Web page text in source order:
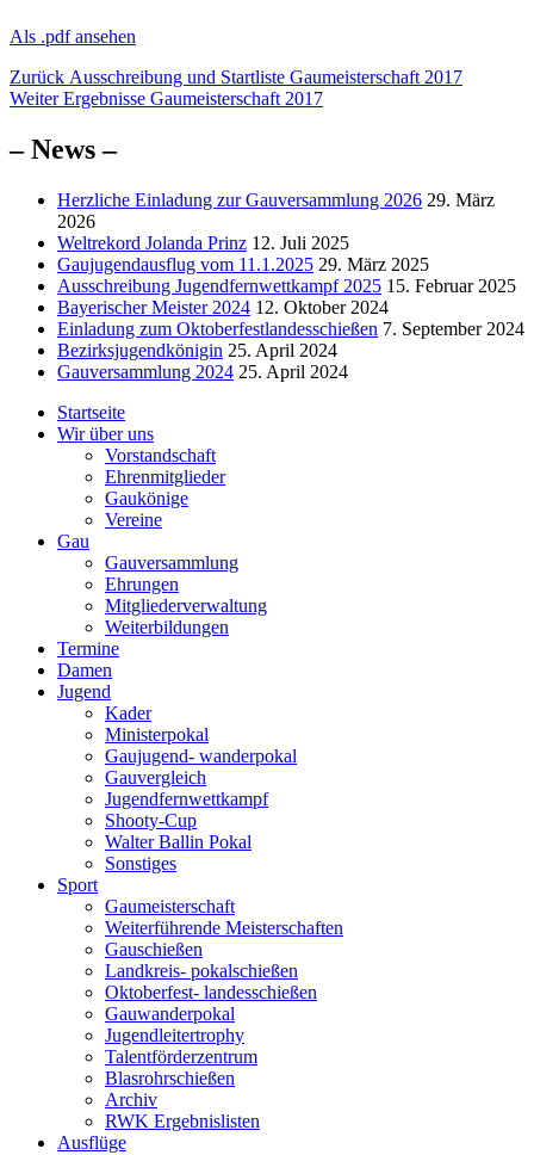
Als .pdf ansehen
Beitragsnavigation
Zurück Vorheriger
Beitrag:
Ausschreibung und Startliste Gaumeisterschaft 2017
Weiter Nächster
Ergebnisse Gaumeisterschaft 2017
– News –
Herzliche Einladung zur Gauversammlung 2026 29. März
2026
Weltrekord Jolanda Prinz 12. Juli 2025
Gaujugendausflug vom 11.1.2025 29. März 2025
Ausschreibung Jugendfernwettkampf 2025 15. Februar 2025
Bayerischer Meister 2024 12. Oktober 2024
Einladung zum Oktoberfestlandesschießen 7. September 2024
Bezirksjugendkönigin 25. April 2024
Gauversammlung 2024 25. April 2024
Startseite
Wir über uns
Vorstandschaft
Ehrenmitglieder
Gaukönige
Vereine
Gau
Gauversammlung
Ehrungen
Mitgliederverwaltung
Weiterbildungen
Termine
Damen
Jugend
Kader
Ministerpokal
Gaujugend- wanderpokal
Gauvergleich
Jugendfernwettkampf
Shooty-Cup
Walter Ballin Pokal
Sonstiges
Sport
Gaumeisterschaft
Weiterführende Meisterschaften
Gauschießen
Landkreis- pokalschießen
Oktoberfest- landesschießen
Gauwanderpokal
Jugendleitertrophy
Talentförderzentrum
Blasrohrschießen
Archiv
RWK Ergebnislisten
Ausflüge